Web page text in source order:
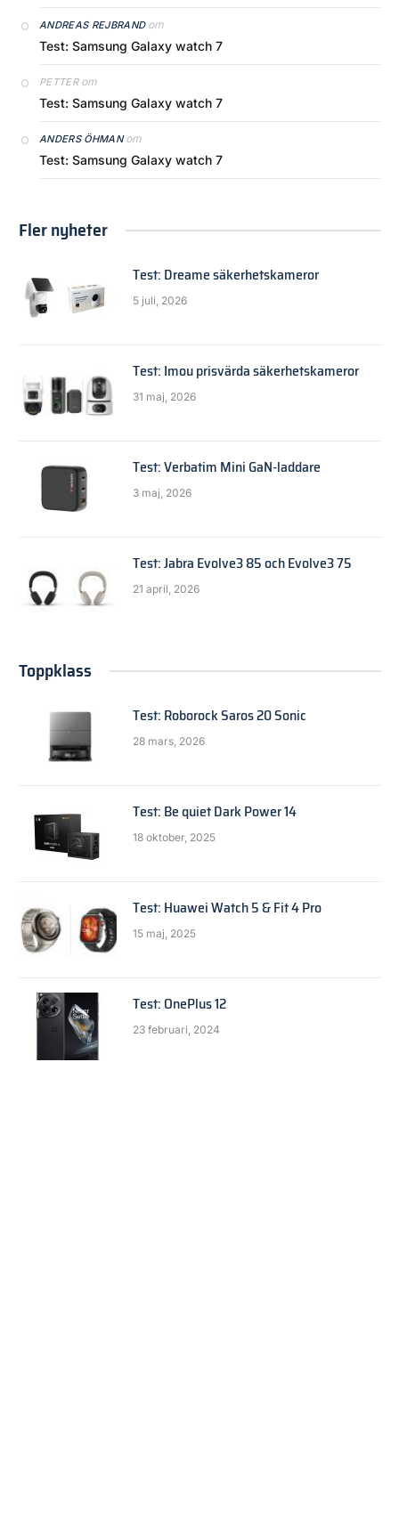
ANDREAS REJBRANDom
Test: Samsung Galaxy watch 7
PETTERom
Test: Samsung Galaxy watch 7
ANDERS ÖHMANom
Test: Samsung Galaxy watch 7
Fler nyheter
Test: Dreame säkerhetskameror
5 juli, 2026
Test: Imou prisvärda säkerhetskameror
31 maj, 2026
Test: Verbatim Mini GaN-laddare
3 maj, 2026
Test: Jabra Evolve3 85 och Evolve3 75
21 april, 2026
Toppklass
Test: Roborock Saros 20 Sonic
28 mars, 2026
Test: Be quiet Dark Power 14
18 oktober, 2025
Test: Huawei Watch 5 & Fit 4 Pro
15 maj, 2025
Test: OnePlus 12
23 februari, 2024